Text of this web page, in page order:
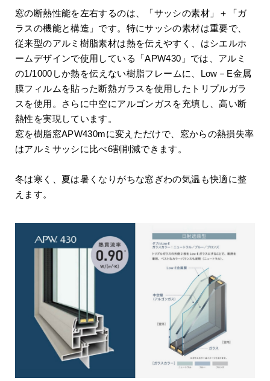
窓の断熱性能を左右するのは、「サッシの素材」＋「ガ
ラスの機能と構造」です。特にサッシの素材は重要で、
従来型のアルミ樹脂素材は熱を伝えやすく、はシエルホ
ームデザインで使用している「APW430」では、アルミ
の1/1000しか熱を伝えない樹脂フレームに、Low－E金属
膜フィルムを貼った断熱ガラスを使用したトリプルガラ
スを使用。さらに中空にアルゴンガスを充填し、高い断
熱性を実現しています。
窓を樹脂窓APW430mに変えただけで、窓からの熱損失率
はアルミサッシに比べ6割削減できます。
冬は寒く、夏は暑くなりがちな窓ぎわの気温も快適に整
えます。